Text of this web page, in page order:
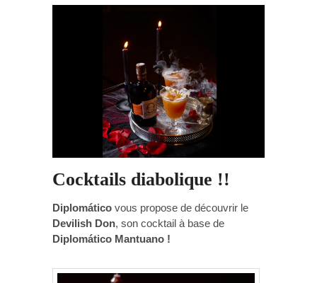
Cocktails diabolique !!
Diplomático vous propose de découvrir le
Devilish Don, son cocktail à base de
Diplomático Mantuano !